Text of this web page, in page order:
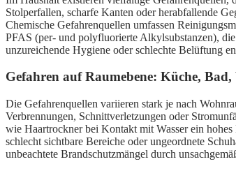
Stolperfallen, scharfe Kanten oder herabfallende
Chemische Gefahrenquellen umfassen
PFAS (per- und polyfluorierte Alkylsubstanzen),
unzureichende Hygiene oder schlechte Belüftung
Gefahren auf Raumebene: Küche,
Die Gefahrenquellen variieren stark je nach
Verbrennungen, Schnittverletzungen oder
wie Haartrockner bei Kontakt mit Wasser ein
schlecht sichtbare Bereiche oder ungeordnete
unbeachtete Brandschutzmängel durch